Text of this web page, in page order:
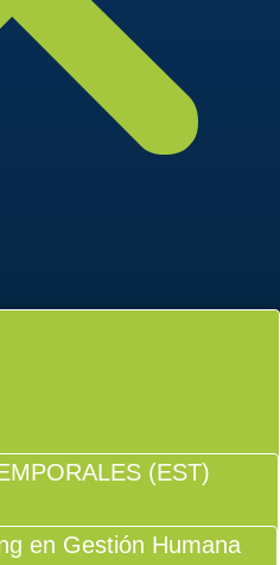
(EST)
en Gestión Humana